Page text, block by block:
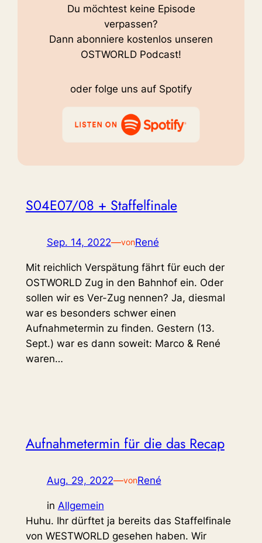
Du möchtest keine Episode
verpassen?
Dann abonniere kostenlos unseren
OSTWORLD Podcast!
oder folge uns auf Spotify
S04E07/08 + Staffelfinale
Sep. 14, 2022—vonRené
Mit reichlich Verspätung fährt für euch der
OSTWORLD Zug in den Bahnhof ein. Oder
sollen wir es Ver-Zug nennen? Ja, diesmal
war es besonders schwer einen
Aufnahmetermin zu finden. Gestern (13.
Sept.) war es dann soweit: Marco & René
waren…
Aufnahmetermin für die das Recap
Aug. 29, 2022—vonRené
in Allgemein
Huhu. Ihr dürftet ja bereits das Staffelfinale
von WESTWORLD gesehen haben. Wir